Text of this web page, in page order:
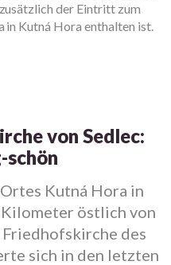
der Eintritt zum
in Kutná Hora enthalten ist.
von Sedlec:
schön
Kutná Hora in
östlich von
Friedhofskirche des
sich in den letzten